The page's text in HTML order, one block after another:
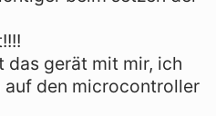
das gerät mit mir, ich
den microcontroller